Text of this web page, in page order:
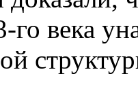
го века